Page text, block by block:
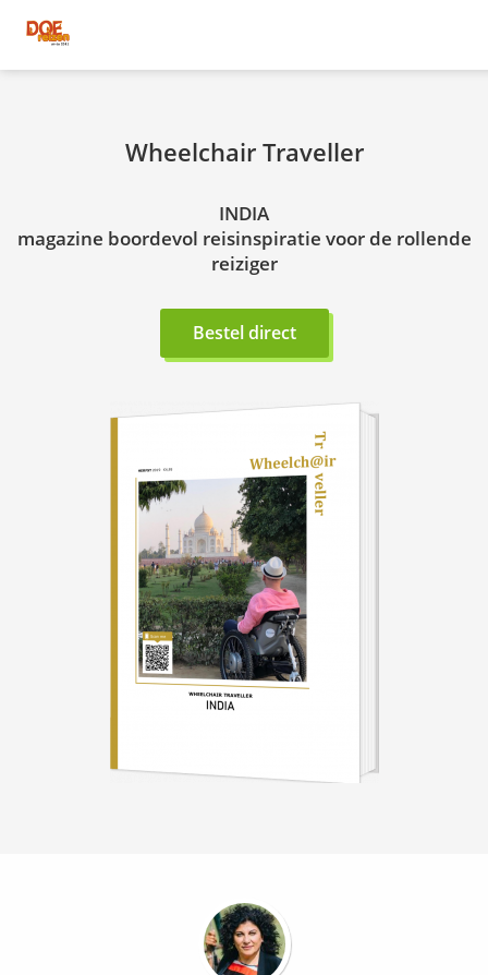
Wheelchair Traveller
INDIA
magazine boordevol reisinspiratie voor de rollende
reiziger
Bestel direct